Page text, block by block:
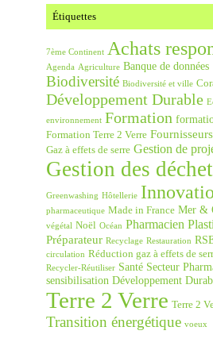
Étiquettes
7ème Continent Achats
Agenda Agriculture Banque de données
Biodiversité Biodiversité et ville
Développement Durable
environnement Formation
Formation Terre 2 Verre
Gaz à effets de serre Gestion de
Gestion des
Greenwashing Hôtellerie
pharmaceutique Made in France Mer &
végétal Noël Océan Pharmacien
Préparateur Recyclage Restauration
circulation Réduction gaz à effets de
Recycler-Réutiliser Santé Secteur
sensibilisation Développement
Terre 2 Verre Terre 2
Transition énergétique voeux